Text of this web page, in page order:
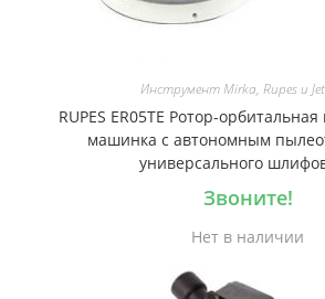
Инструмент Mirka, Rupes и
RUPES ER05TE Ротор-
машинка с автономным
универсального
Звоните!
Нет в наличии